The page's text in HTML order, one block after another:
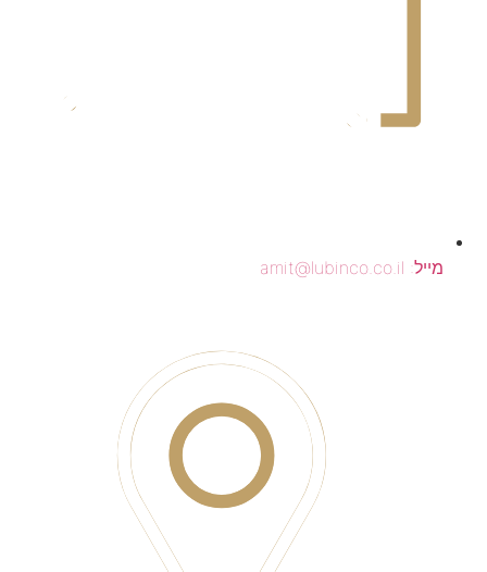
מייל: amit@lubinco.co.il